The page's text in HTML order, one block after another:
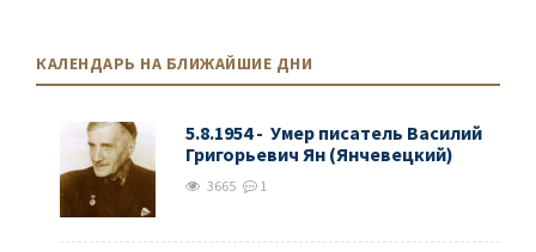
КАЛЕНДАРЬ НА БЛИЖАЙШИЕ ДНИ
5.8.1954 - Умер писатель Василий
Григорьевич Ян (Янчевецкий)
3665 1